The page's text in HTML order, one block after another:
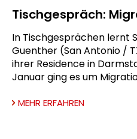
Tischgespräch:
In Tischgesprächen lernt
Guenther (San Antonio /
ihrer Residence in
Januar ging es um
MEHR ERFAHREN